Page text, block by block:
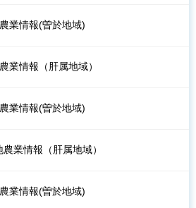
業情報(曽於地域)
業情報（肝属地域）
業情報(曽於地域)
業情報（肝属地域）
業情報(曽於地域)